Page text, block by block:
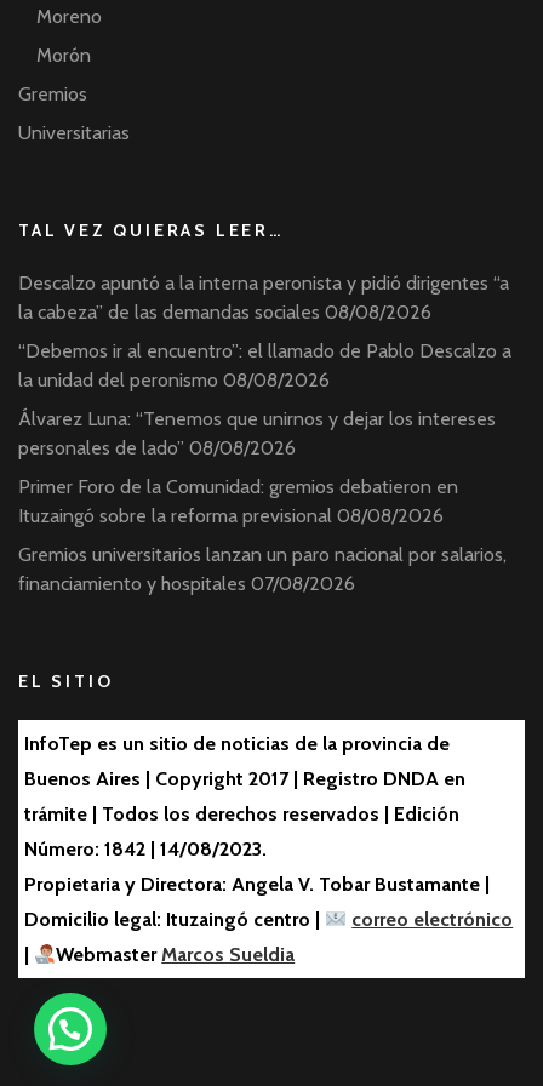
Moreno
Morón
Gremios
Universitarias
TAL VEZ QUIERAS LEER…
Descalzo apuntó a la interna peronista y pidió dirigentes “a
la cabeza” de las demandas sociales 08/08/2026
“Debemos ir al encuentro”: el llamado de Pablo Descalzo a
la unidad del peronismo 08/08/2026
Álvarez Luna: “Tenemos que unirnos y dejar los intereses
personales de lado” 08/08/2026
Primer Foro de la Comunidad: gremios debatieron en
Ituzaingó sobre la reforma previsional 08/08/2026
Gremios universitarios lanzan un paro nacional por salarios,
financiamiento y hospitales 07/08/2026
EL SITIO
InfoTep es un sitio de noticias de la provincia de
Buenos Aires | Copyright 2017 | Registro DNDA en
trámite | Todos los derechos reservados | Edición
Número: 1842 | 14/08/2023.
Propietaria y Directora: Angela V. Tobar Bustamante |
Domicilio legal: Ituzaingó centro |
correo electrónico
|
WebmasterMarcos Sueldia